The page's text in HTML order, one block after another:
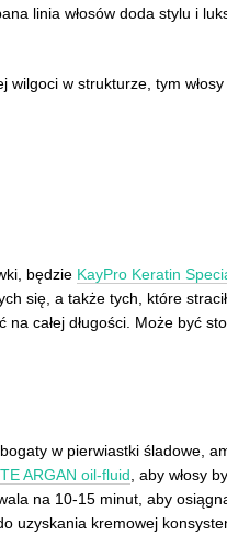
linia włosów doda stylu i
wilgoci w strukturze, tym
będzie KayPro Keratin
się, a także tych, które
całej długości. Może być
w pierwiastki śladowe,
ARGAN oil-fluid , aby włosy
na 10-15 minut, aby
uzyskania kremowej